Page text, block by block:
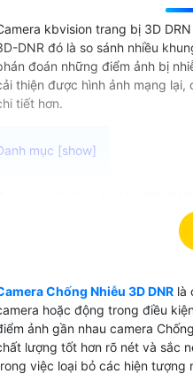
kbvision trang bị 3D
DNR đó là so sánh nhiều
đoán những điểm ảnh bị
thiện được hình ảnh mạng lại,
tiết hơn.
bằng cách bù sáng
và tạo ra hình ảnh sắc
nghệ này có khả năng
ràng và chân thực ngay
đủ.
Chống Nhiễu 3D DNR là
hoặc động trong điều
ảnh gần nhau camera
lượng tốt hơn rõ nét và sắc
việc loại bỏ các hiện tượng